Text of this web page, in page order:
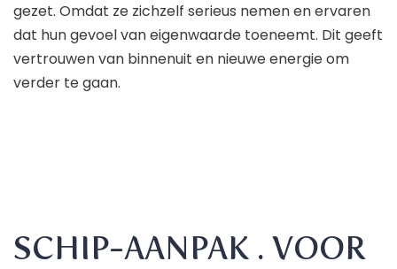
gezet. Omdat ze zichzelf serieus nemen en ervaren
dat hun gevoel van eigenwaarde toeneemt. Dit geeft
vertrouwen van binnenuit en nieuwe energie om
verder te gaan.
SCHIP-AANPAK . VOOR